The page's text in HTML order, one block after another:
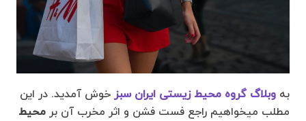
به وبلاگ گروه محیط زیستی ایران سبز خوش آمدید. در این
مطلب میخواهیم راجع فست فشن و اثر مخرب آن بر محیط